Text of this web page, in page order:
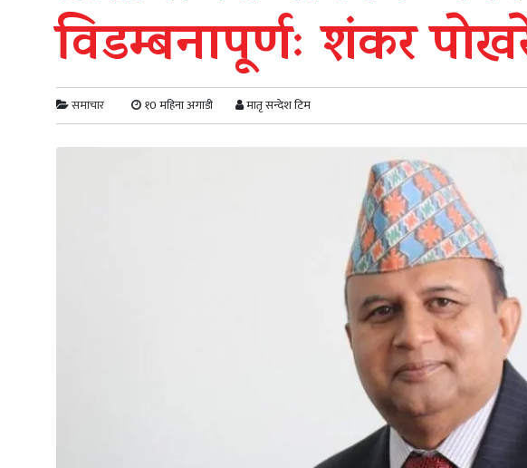
विडम्बनापूर्णः शंकर
समाचार १0 महिना अगाडी मातृ सन्देश टिम